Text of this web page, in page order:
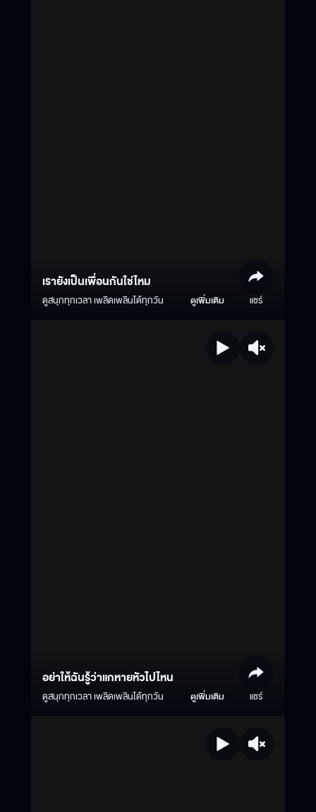
เรายังเป็นเพื่อนกันใช่ไหม
ดูสนุกทุกเวลา เพลิดเพลินได้ทุกวัน ดูเพิ่มเติม แชร์
อย่าให้ฉันรู้ว่าแกหายหัวไปไหน
ดูสนุกทุกเวลา เพลิดเพลินได้ทุกวัน ดูเพิ่มเติม แชร์